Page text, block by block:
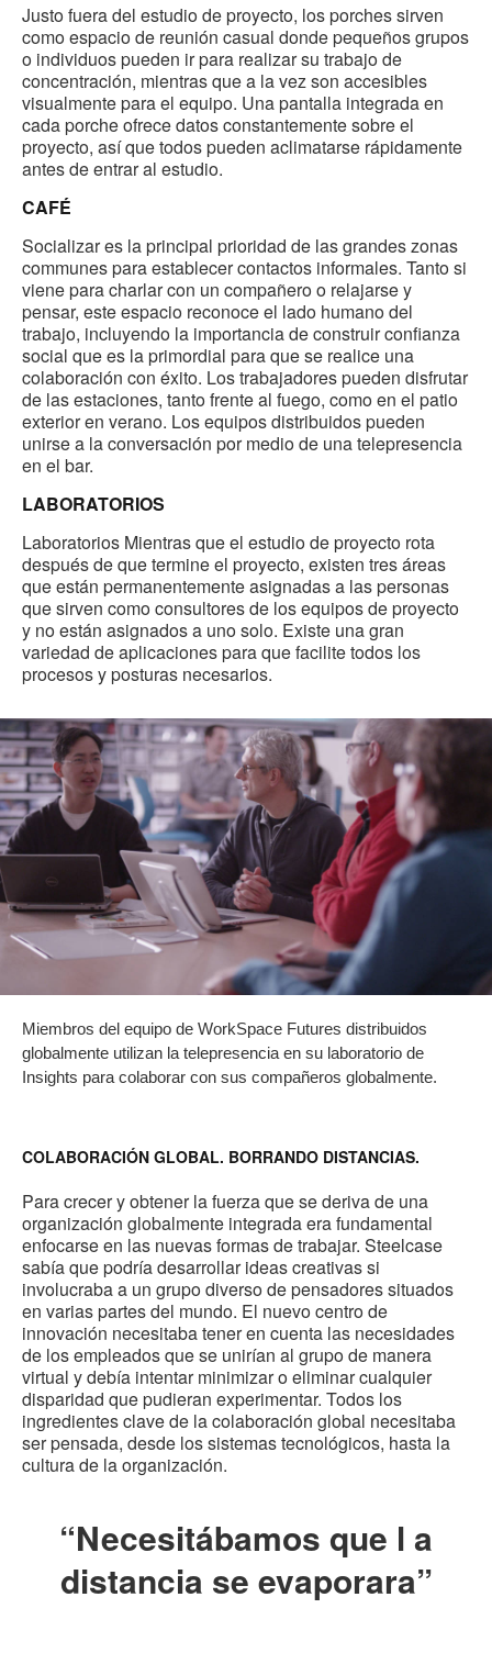
Justo fuera del estudio de proyecto, los porches sirven
como espacio de reunión casual donde pequeños grupos
o individuos pueden ir para realizar su trabajo de
concentración, mientras que a la vez son accesibles
visualmente para el equipo. Una pantalla integrada en
cada porche ofrece datos constantemente sobre el
proyecto, así que todos pueden aclimatarse rápidamente
antes de entrar al estudio.
CAFÉ
Socializar es la principal prioridad de las grandes zonas
communes para establecer contactos informales. Tanto si
viene para charlar con un compañero o relajarse y
pensar, este espacio reconoce el lado humano del
trabajo, incluyendo la importancia de construir confianza
social que es la primordial para que se realice una
colaboración con éxito. Los trabajadores pueden disfrutar
de las estaciones, tanto frente al fuego, como en el patio
exterior en verano. Los equipos distribuidos pueden
unirse a la conversación por medio de una telepresencia
en el bar.
LABORATORIOS
Laboratorios Mientras que el estudio de proyecto rota
después de que termine el proyecto, existen tres áreas
que están permanentemente asignadas a las personas
que sirven como consultores de los equipos de proyecto
y no están asignados a uno solo. Existe una gran
variedad de aplicaciones para que facilite todos los
procesos y posturas necesarios.
Miembros del equipo de WorkSpace Futures distribuidos
globalmente utilizan la telepresencia en su laboratorio de
Insights para colaborar con sus compañeros globalmente.
COLABORACIÓN GLOBAL. BORRANDO DISTANCIAS.
Para crecer y obtener la fuerza que se deriva de una
organización globalmente integrada era fundamental
enfocarse en las nuevas formas de trabajar. Steelcase
sabía que podría desarrollar ideas creativas si
involucraba a un grupo diverso de pensadores situados
en varias partes del mundo. El nuevo centro de
innovación necesitaba tener en cuenta las necesidades
de los empleados que se unirían al grupo de manera
virtual y debía intentar minimizar o eliminar cualquier
disparidad que pudieran experimentar. Todos los
ingredientes clave de la colaboración global necesitaba
ser pensada, desde los sistemas tecnológicos, hasta la
cultura de la organización.
“Necesitábamos que l a
distancia se evaporara”